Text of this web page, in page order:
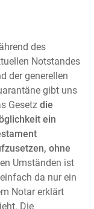
des
Notstandes
der generellen
gibt uns
Gesetz die
ein
ohne
Umständen ist
da nur ein
Notar erklärt
Die